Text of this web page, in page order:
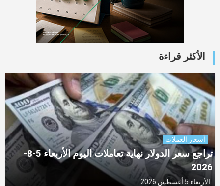
الأكثر قراءة
أسعار العملات
تراجع سعر الدولار نهاية تعاملات اليوم الأربعاء 5-8-
2026
الأربعاء 5 أغسطس 2026